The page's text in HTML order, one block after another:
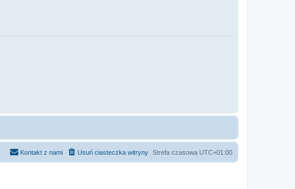
Strefa czasowa UTC+01:00
Usuń ciasteczka witryny
Kontakt z nami